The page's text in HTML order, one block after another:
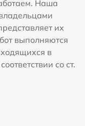
Наша
их
выполняются
в
со ст.